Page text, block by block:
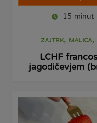
15 minut
ZAJTRK, MALICA,
LCHF
jagodičevjem